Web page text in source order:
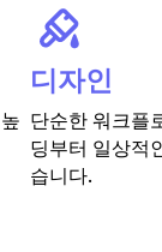
디자인
단순한 워크플
딩부터 일상적
습니다.